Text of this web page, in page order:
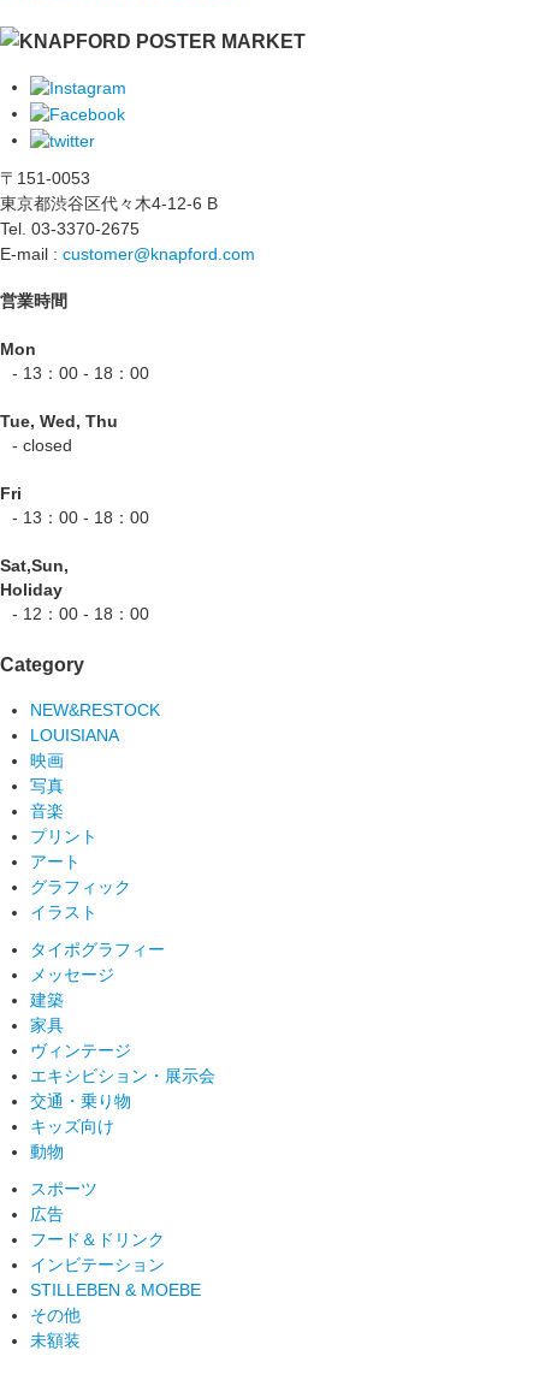
〒151-0053
東京都渋谷区代々木4-12-6 B
Tel. 03-3370-2675
E-mail : customer@knapford.com
営業時間
Mon
- 13：00 - 18：00
Tue, Wed, Thu
- closed
Fri
- 13：00 - 18：00
Sat,Sun,
Holiday
- 12：00 - 18：00
Category
NEW&RESTOCK
LOUISIANA
映画
写真
音楽
プリント
アート
グラフィック
イラスト
タイポグラフィー
メッセージ
建築
家具
ヴィンテージ
エキシビション・展示会
交通・乗り物
キッズ向け
動物
スポーツ
広告
フード＆ドリンク
インビテーション
STILLEBEN & MOEBE
その他
未額装